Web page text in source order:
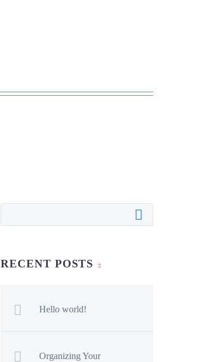
RECENT POSTS
Hello world!
Organizing Your